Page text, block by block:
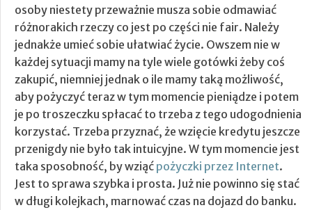
osoby niestety przeważnie musza sobie odmawiać
różnorakich rzeczy co jest po części nie fair. Należy
jednakże umieć sobie ułatwiać życie. Owszem nie w
każdej sytuacji mamy na tyle wiele gotówki żeby coś
zakupić, niemniej jednak o ile mamy taką możliwość,
aby pożyczyć teraz w tym momencie pieniądze i potem
je po troszeczku spłacać to trzeba z tego udogodnienia
korzystać. Trzeba przyznać, że wzięcie kredytu jeszcze
przenigdy nie było tak intuicyjne. W tym momencie jest
taka sposobność, by wziąć pożyczki przez Internet.
Jest to sprawa szybka i prosta. Już nie powinno się stać
w długi kolejkach, marnować czas na dojazd do banku.